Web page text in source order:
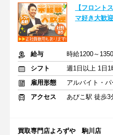
【フロント
マ好き大歓
給与
時給1200～
シフト
雇用形態
アルバイト・パ
アクセス
あびこ駅 徒歩3
買取専門店よろずや 駒川店